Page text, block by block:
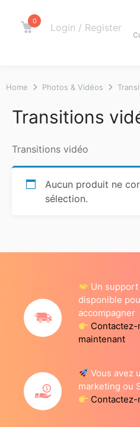
content
Cart
0
Login / Register
Home Photos & Vidéos
Transitions
Transitions vidéo
Aucun produit ne
sélection.
Un
disponible
accompagner
Contactez-
maintenant
Vous avez
marketing ou
Contactez-